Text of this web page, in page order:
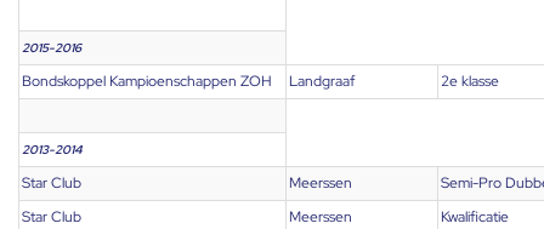
2015-2016
Bondskoppel Kampioenschappen ZOH Landgraaf 2e klasse
2013-2014
Star Club Meerssen
Semi-Pro
Star Club
Meerssen
Kwalificatie